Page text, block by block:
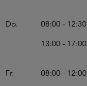
Do.
08:00 - 12:30
13:00 - 17:00
Fr. 08:00 - 12:00